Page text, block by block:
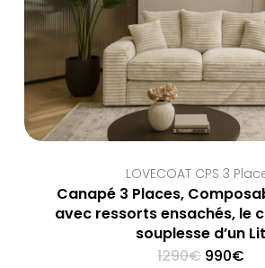
LOVECOAT CPS 3
Canapé 3 Places,
avec ressorts ensachés, le
souplesse d’un Lit
1290€Original
990€